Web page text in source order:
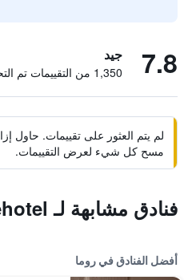
7.8 جيد
1,350 من التقييمات تم التحقق منها
لم يتم العثور على تقييمات. حاول
مسح كل شيء لعرض التقييمات.
فنادق مشابهة لـ Dcboutiquehotel
أفضل الفنادق في روما